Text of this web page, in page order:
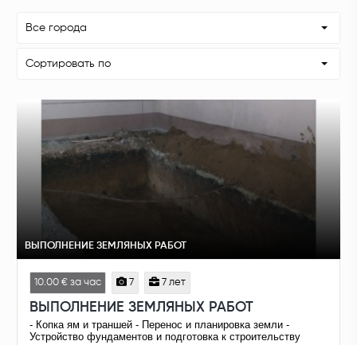
Все города
Сортировать по
ВЫПОЛНЕНИЕ ЗЕМЛЯНЫХ РАБОТ
10.00 € за час 7 7 лет
ВЫПОЛНЕНИЕ ЗЕМЛЯНЫХ РАБОТ
- Копка ям и траншей - Перенос и планировка земли -
Устройство фундаментов и подготовка к строительству